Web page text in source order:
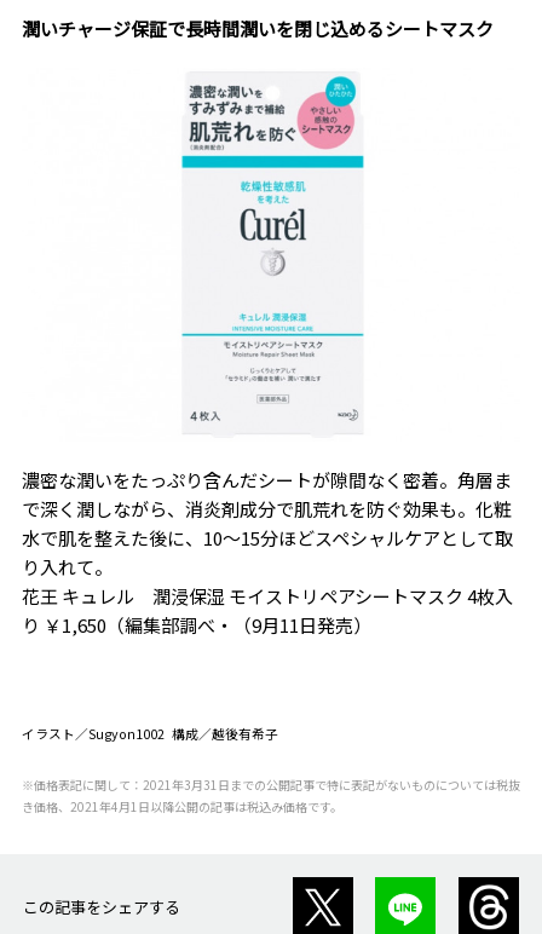
潤いチャージ保証で長時間潤いを閉じ込めるシートマスク
濃密な潤いをたっぷり含んだシートが隙間なく密着。角層ま
で深く潤しながら、消炎剤成分で肌荒れを防ぐ効果も。化粧
水で肌を整えた後に、10〜15分ほどスペシャルケアとして取
り入れて。
花王 キュレル 潤浸保湿 モイストリペアシートマスク 4枚入
り ￥1,650（編集部調べ・
（9月11日発売）
イラスト／Sugyon1002 構成／越後有希子
※価格表記に関して：2021年3月31日までの公開記事で特に表記がないものについては税抜
き価格、2021年4月1日以降公開の記事は税込み価格です。
この記事をシェアする